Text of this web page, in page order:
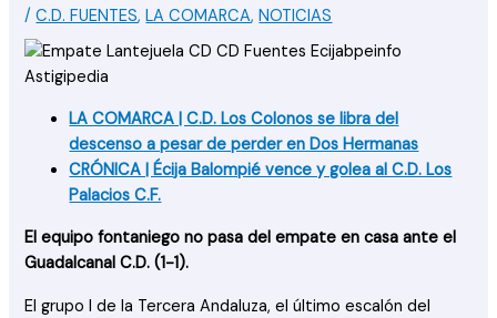
/C.D. FUENTES,LA COMARCA,NOTICIAS
LA COMARCA | C.D. Los Colonos se libra del
descenso a pesar de perder en Dos Hermanas
CRÓNICA | Écija Balompié vence y golea al C.D. Los
Palacios C.F.
El equipo fontaniego no pasa del empate en casa ante el
Guadalcanal C.D. (1-1).
El grupo I de la Tercera Andaluza, el último escalón del